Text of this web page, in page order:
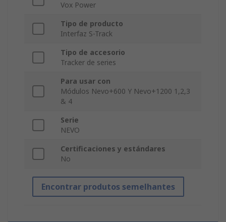
Vox Power
Tipo de producto
Interfaz S-Track
Tipo de accesorio
Tracker de series
Para usar con
Módulos Nevo+600 Y Nevo+1200 1,2,3
& 4
Serie
NEVO
Certificaciones y estándares
No
Encontrar produtos semelhantes